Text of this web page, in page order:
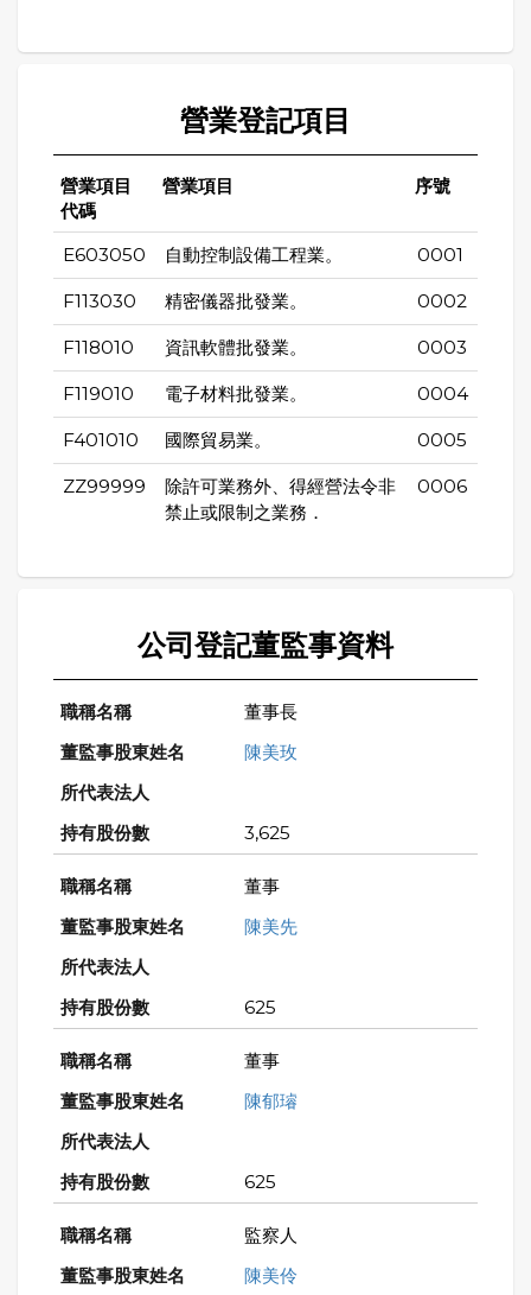
營業登記項目
營業項目
代碼
營業項目 序號
E603050 自動控制設備工程業。 0001
F113030 精密儀器批發業。 0002
F118010 資訊軟體批發業。 0003
F119010 電子材料批發業。 0004
F401010 國際貿易業。 0005
ZZ99999
除許可業務外、得經營法令非
禁止或限制之業務．
0006
公司登記董監事資料
董事長
陳美玫
3,625
董事
陳美先
625
董事
陳郁璿
625
監察人
陳美伶